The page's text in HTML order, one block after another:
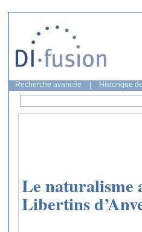
Recherche avancée Historique
Le naturalisme
Libertins